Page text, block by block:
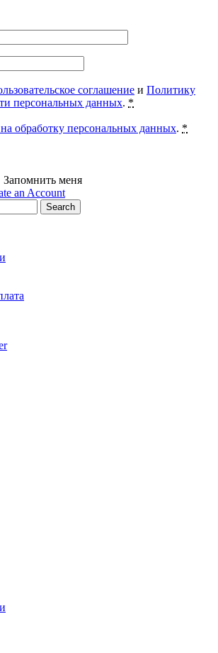
соглашение и Политику
персональных данных. *
на обработку персональных данных. *
Запомнить меня
an Account
Search